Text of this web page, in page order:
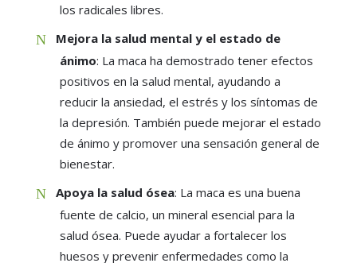
los radicales libres.
Mejora la salud mental y el estado de
ánimo: La maca ha demostrado tener efectos
positivos en la salud mental, ayudando a
reducir la ansiedad, el estrés y los síntomas de
la depresión. También puede mejorar el estado
de ánimo y promover una sensación general de
bienestar.
Apoya la salud ósea: La maca es una buena
fuente de calcio, un mineral esencial para la
salud ósea. Puede ayudar a fortalecer los
huesos y prevenir enfermedades como la